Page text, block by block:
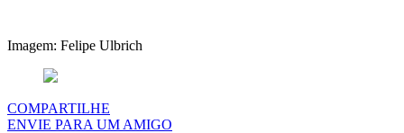
Imagem: Felipe Ulbrich
COMPARTILHE
ENVIE PARA UM AMIGO